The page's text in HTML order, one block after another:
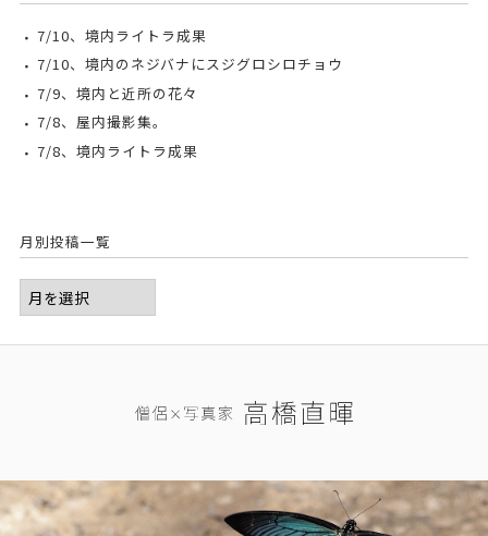
7/10、境内ライトラ成果
7/10、境内のネジバナにスジグロシロチョウ
7/9、境内と近所の花々
7/8、屋内撮影集。
7/8、境内ライトラ成果
月別投稿一覧